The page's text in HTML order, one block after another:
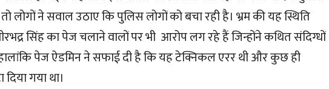
लोगों ने सवाल उठाए कि पुलिस लोगों को बचा रही है। भ्रम की यह स्थिति
सिंह का पेज चलाने वालों पर भी आरोप लग रहे हैं जिन्होंने कथित संदिग्धों
हालांकि पेज ऐडमिन ने सफाई दी है कि यह टेक्निकल एरर थी और कुछ ही
गया था।